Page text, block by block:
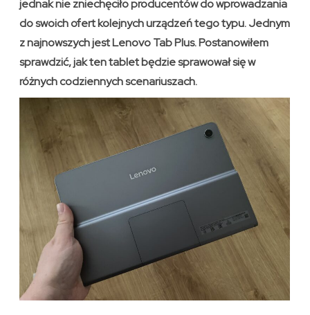
jednak nie zniechęciło producentów do wprowadzania
do swoich ofert kolejnych urządzeń tego typu. Jednym
z najnowszych jest Lenovo Tab Plus. Postanowiłem
sprawdzić, jak ten tablet będzie sprawował się w
różnych codziennych scenariuszach.